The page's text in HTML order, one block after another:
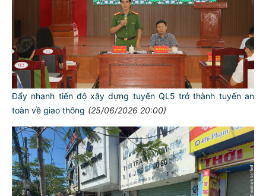
Đẩy nhanh tiến độ xây dựng tuyến QL5 trở thành tuyến an
toàn về giao thông (25/06/2026 20:00)